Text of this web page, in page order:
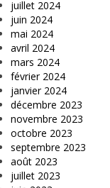
juillet 2024
juin 2024
mai 2024
avril 2024
mars 2024
février 2024
janvier 2024
décembre 2023
novembre 2023
octobre 2023
septembre 2023
août 2023
juillet 2023